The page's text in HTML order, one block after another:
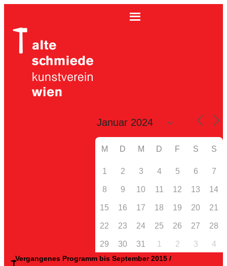
M D M D F S S
1 2 3 4 5 6 7
8 9 10 11 12 13 14
15 16 17 18 19 20 21
22 23 24 25 26 27 28
29 30 31 1 2 3 4
Vergangenes Programm bis September 2015 /